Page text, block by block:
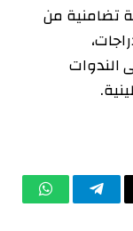
تضامنية من
الندوات
تيلقرام